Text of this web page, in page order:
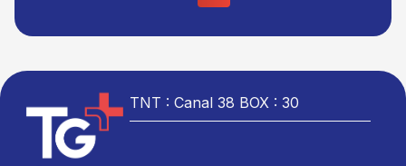
TNT : Canal 38 BOX : 30